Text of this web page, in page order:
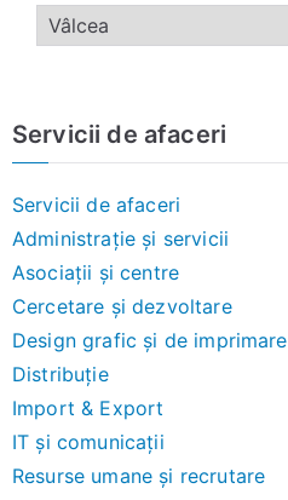
Servicii de afaceri
Servicii de afaceri
Administrație și servicii
Asociații și centre
Cercetare și dezvoltare
Design grafic și de imprimare
Distribuție
Import & Export
IT și comunicații
Resurse umane și recrutare